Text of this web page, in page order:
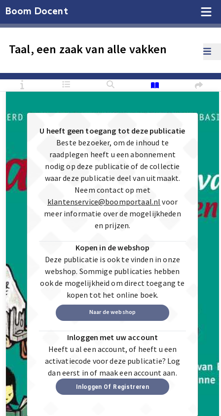
Boom Docent
Taal, een zaak van alle vakken
U heeft geen toegang tot deze publicatie
Beste bezoeker, om de inhoud te
raadplegen heeft u een abonnement
nodig op deze publicatie of de collectie
waar deze publicatie deel van uitmaakt.
Neem contact op met
klantenservice@boomportaal.nl voor
meer informatie over de mogelijkheden
en prijzen.
Kopen in de webshop
Deze publicatie is ook te vinden in onze
webshop. Sommige publicaties hebben
ook de mogelijkheid om direct toegang te
kopen tot het online boek.
Naar de webshop
Inloggen met uw account
Heeft u al een account, of heeft u een
activatiecode voor deze publicatie? Log
dan eerst in of maak een account aan.
Inloggen Of Registreren